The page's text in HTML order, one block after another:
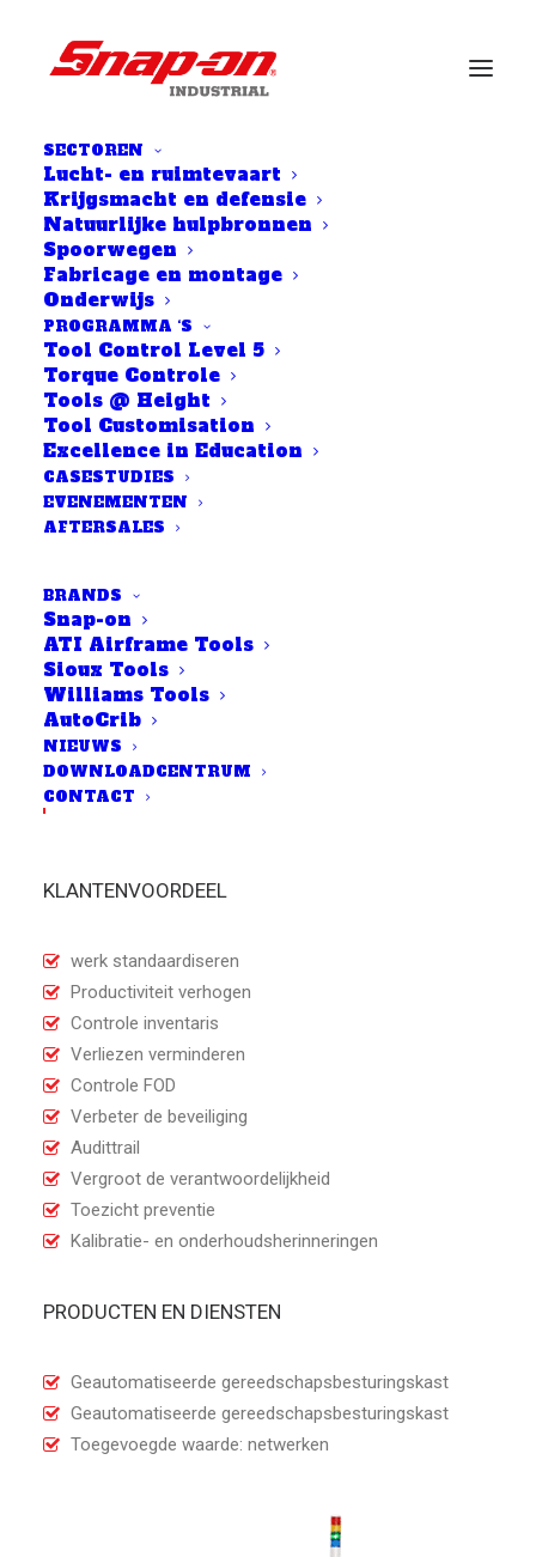
SECTOREN
Lucht- en ruimtevaart
Krijgsmacht en defensie
Natuurlijke hulpbronnen
Spoorwegen
Fabricage en montage
Onderwijs
PROGRAMMA ‘S
Tool Control Level 5
Torque Controle
Tools @ Height
Tool Customisation
Excellence in Education
CASESTUDIES
EVENEMENTEN
AFTERSALES
BRANDS
Snap-on
ATI Airframe Tools
Sioux Tools
Williams Tools
AutoCrib
NIEUWS
DOWNLOADCENTRUM
CONTACT
HOUD
PRODUCTIVITEIT OP
SCHEMA
Wanneer kritieke industriële
elimineren van verloren
gereedschapsproblemen
vereisen, is de oplossing het
minimaliseren van menselijke
fouten. Laat Snap-on ATC de
controle en tracking
automatisch afhandelen.
KLANTENVOORDEEL
werk standaardiseren
Productiviteit verhogen
Controle inventaris
Verliezen verminderen
Controle FOD
Verbeter de beveiliging
Audittrail
Vergroot de verantwoordelijkheid
Toezicht preventie
Kalibratie- en onderhoudsherinneringen
PRODUCTEN EN DIENSTEN
Geautomatiseerde gereedschapsbesturingskast
Geautomatiseerde gereedschapsbesturingskast
Toegevoegde waarde: netwerken